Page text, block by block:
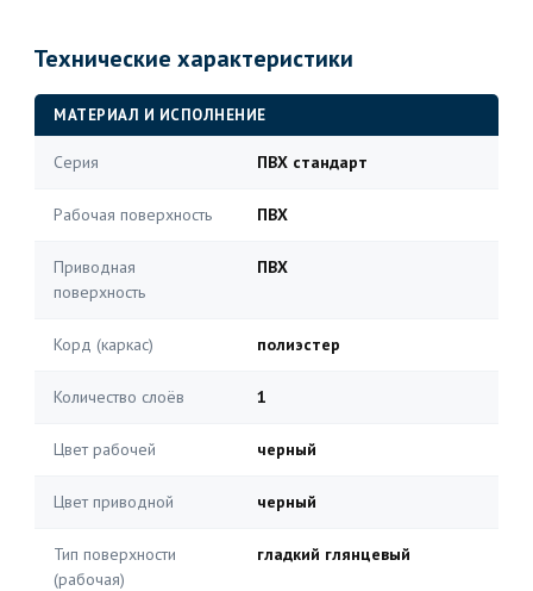
Технические характеристики
МАТЕРИАЛ И ИСПОЛНЕНИЕ
Серия ПВХ стандарт
Рабочая поверхность ПВХ
Приводная
поверхность
ПВХ
Корд (каркас) полиэстер
Количество слоёв 1
Цвет рабочей черный
Цвет приводной черный
Тип поверхности
(рабочая)
гладкий глянцевый